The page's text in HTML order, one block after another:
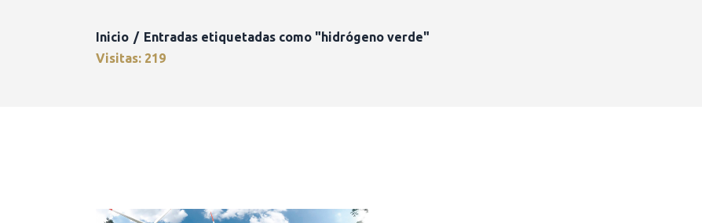
Inicio
Entradas etiquetadas como "hidrógeno verde"
Visitas: 219